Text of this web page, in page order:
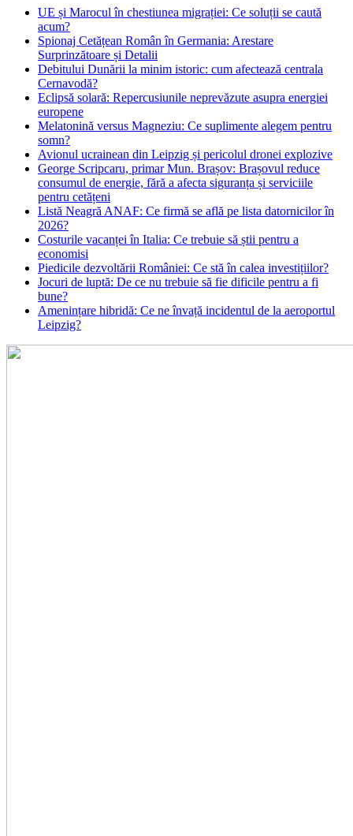
UE și Marocul în chestiunea migrației: Ce soluții se caută
acum?
Spionaj Cetățean Român în Germania: Arestare
Surprinzătoare și Detalii
Debitului Dunării la minim istoric: cum afectează centrala
Cernavodă?
Eclipsă solară: Repercusiunile neprevăzute asupra energiei
europene
Melatonină versus Magneziu: Ce suplimente alegem pentru
somn?
Avionul ucrainean din Leipzig și pericolul dronei explozive
George Scripcaru, primar Mun. Brașov: Brașovul reduce
consumul de energie, fără a afecta siguranța și serviciile
pentru cetățeni
Listă Neagră ANAF: Ce firmă se află pe lista datornicilor în
2026?
Costurile vacanței în Italia: Ce trebuie să știi pentru a
economisi
Piedicile dezvoltării României: Ce stă în calea investițiilor?
Jocuri de luptă: De ce nu trebuie să fie dificile pentru a fi
bune?
Amenințare hibridă: Ce ne învață incidentul de la aeroportul
Leipzig?